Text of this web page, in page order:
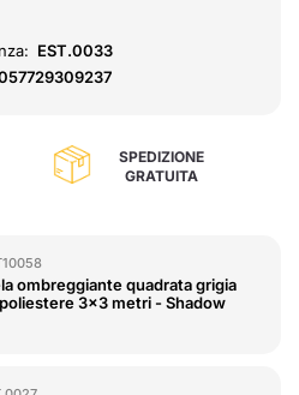
EST.0033
SPEDIZIONE
GRATUITA
ombreggiante quadrata grigia
3x3 metri - Shadow